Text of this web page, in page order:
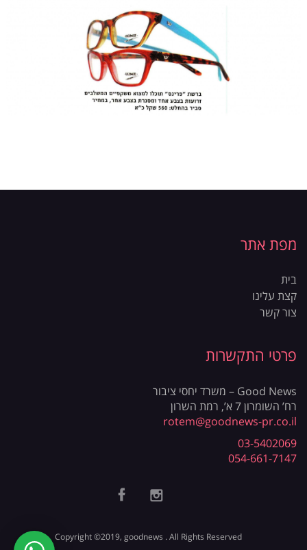
מפת אתר
בית
קצת עלינו
צור קשר
פרטי התקשרות
Good News – משרד יחסי ציבור
רח’ השומרון 7 א’, רמת השרון
rotem@goodnews-pr.co.il
03-5402069
054-661-7147
Copyright ©2019, goodnews . All Rights Reserved